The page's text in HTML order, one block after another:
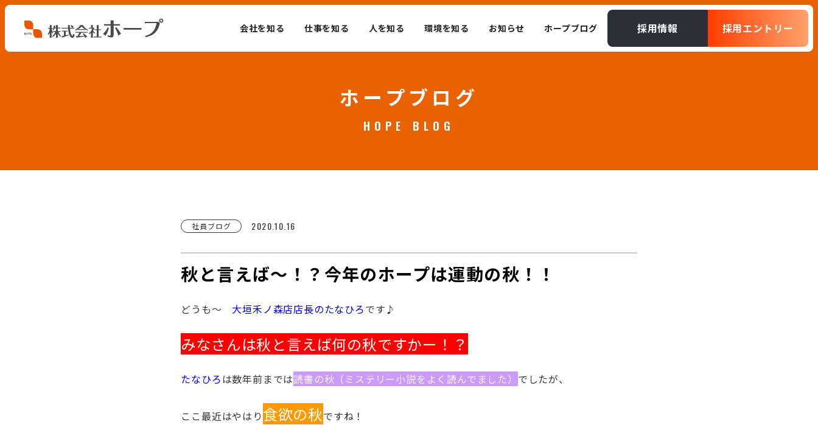
会社を知る 仕事を知る 人を知る 環境を知る お知らせ ホープブログ 採用情報 採用エントリー
ホープブログ
HOPE BLOG
社員ブログ 2020.10.16
秋と言えば～！？今年のホープは運動の秋！！
どうも～ 大垣禾ノ森店店長のたなひろです♪
みなさんは秋と言えば何の秋ですかー！？
たなひろは数年前までは読書の秋（ミステリー小説をよく読んでました） でしたが、
ここ最近はやはり 食欲の秋ですね ！